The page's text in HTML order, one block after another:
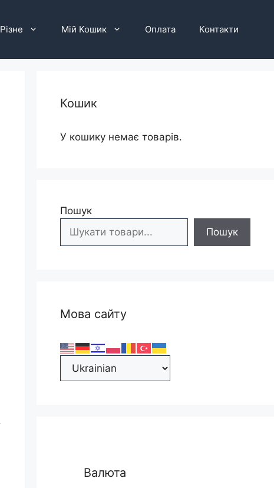
Різне Мій Кошик Оплата Контакти
Кошик
У кошику немає товарів.
Пошук
Пошук
Мова сайту
Валюта